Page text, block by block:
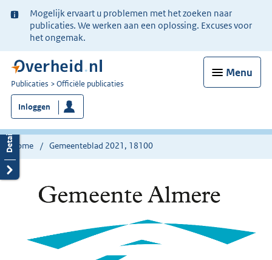
Ter
informatie:
Mogelijk ervaart u problemen met het zoeken naar
publicaties. We werken aan een oplossing. Excuses voor
het ongemak.
Menu
U
bent
nu
hier:
Publicaties Officiële publicaties
Inloggen
Home Gemeenteblad 2021, 18100